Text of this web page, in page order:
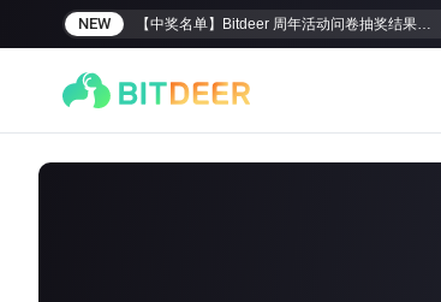
NEW 【中奖名单】Bitdeer 周年活动问卷抽奖结果揭晓！